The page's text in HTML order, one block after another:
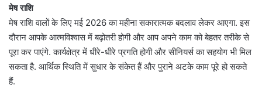
मेष राशि
मेष राशि वालों के लिए मई 2026 का महीना सकारात्मक बदलाव लेकर आएगा. इस
दौरान आपके आत्मविश्वास में बढ़ोतरी होगी और आप अपने काम को बेहतर तरीके से
पूरा कर पाएंगे. कार्यक्षेत्र में धीरे-धीरे प्रगति होगी और सीनियर्स का सहयोग भी मिल
सकता है. आर्थिक स्थिति में सुधार के संकेत हैं और पुराने अटके काम पूरे हो सकते
हैं.